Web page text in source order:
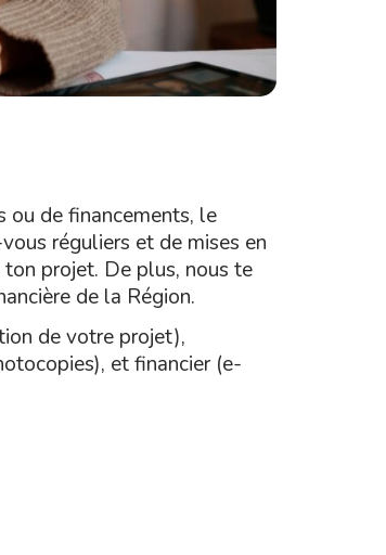
ou de financements, le
réguliers et de mises en
projet. De plus, nous te
de la Région.
de votre projet),
et financier (e-